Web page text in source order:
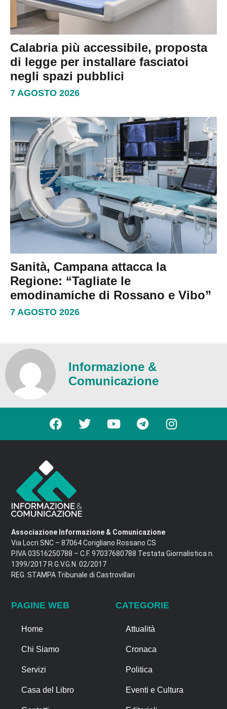
Calabria più accessibile, proposta
di legge per installare fasciatoi
negli spazi pubblici
7 AGOSTO 2026
Sanità, Campana attacca la
Regione: “Tagliate le
emodinamiche di Rossano e Vibo”
7 AGOSTO 2026
Informazione &
Comunicazione
Associazione Informazione & Comunicazione
Via Locri SNC – 87064 Corigliano Rossano CS
P.IVA 03516250788 – C.F. 97037680788 Testata Giornalistica n.
1399/2017 R.G.V.G.N. 02/2017
REG. STAMPA Tribunale di Castrovillari
PAGINE WEB
Home
Chi Siamo
Servizi
Casa del Libro
CATEGORIE
Attualità
Cronaca
Politica
Eventi e Cultura